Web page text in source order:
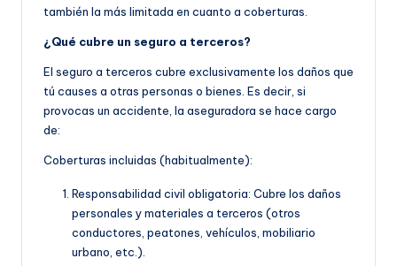
también la más limitada en cuanto a coberturas.
¿Qué cubre un seguro a terceros?
El seguro a terceros cubre exclusivamente los daños que
tú causes a otras personas o bienes. Es decir, si
provocas un accidente, la aseguradora se hace cargo
de:
Coberturas incluidas (habitualmente):
Responsabilidad civil obligatoria: Cubre los daños
personales y materiales a terceros (otros
conductores, peatones, vehículos, mobiliario
urbano, etc.).